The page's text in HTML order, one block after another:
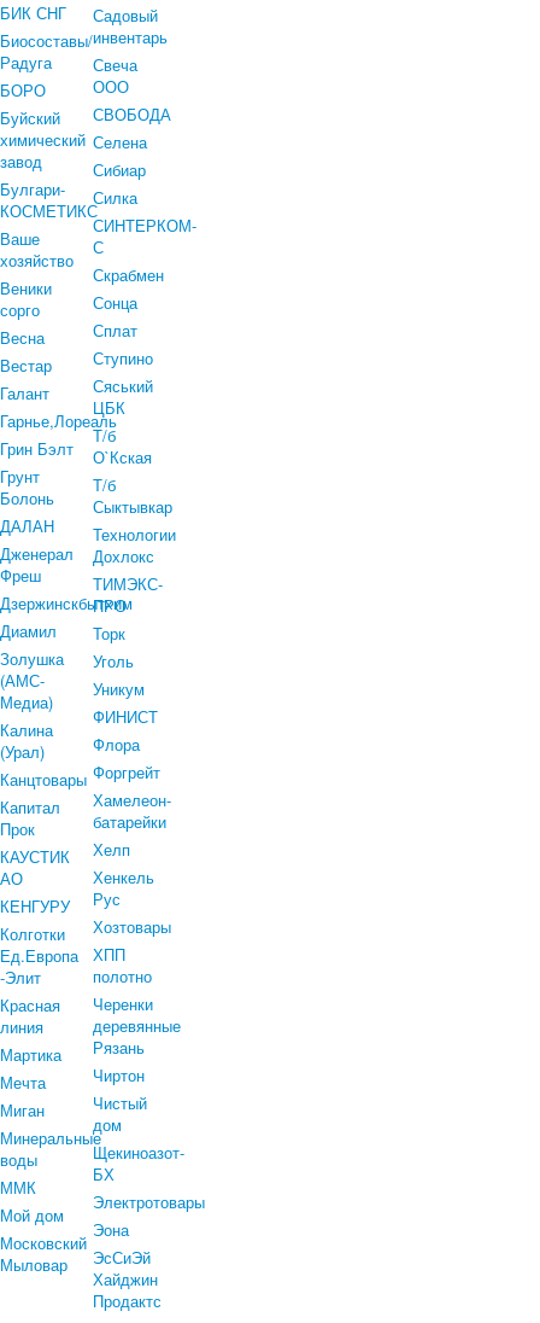
БИК СНГ
Биосоставы/
Радуга
БОРО
Буйский
химический
завод
Булгари-
КОСМЕТИКС
Ваше
хозяйство
Веники
сорго
Весна
Вестар
Галант
Гарнье,Лореаль
Грин Бэлт
Грунт
Болонь
ДАЛАН
Дженерал
Фреш
Дзержинскбытхим
Диамил
Золушка
(АМС-
Медиа)
Калина
(Урал)
Канцтовары
Капитал
Прок
КАУСТИК
АО
КЕНГУРУ
Колготки
Ед.Европа
-Элит
Красная
линия
Мартика
Мечта
Миган
Минеральные
воды
ММК
Мой дом
Московский
Мыловар
Садовый
инвентарь
Свеча
ООО
СВОБОДА
Селена
Сибиар
Силка
СИНТЕРКОМ-
С
Скрабмен
Сонца
Сплат
Ступино
Сяський
ЦБК
Т/б
О`Кская
Т/б
Сыктывкар
Технологии
Дохлокс
ТИМЭКС-
ПРО
Торк
Уголь
Уникум
ФИНИСТ
Флора
Форгрейт
Хамелеон-
батарейки
Хелп
Хенкель
Рус
Хозтовары
ХПП
полотно
Черенки
деревянные
Рязань
Чиртон
Чистый
дом
Щекиноазот-
БХ
Электротовары
Эона
ЭсСиЭй
Хайджин
Продактс